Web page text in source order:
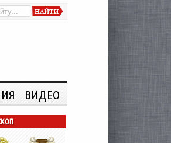
ВИДЕО